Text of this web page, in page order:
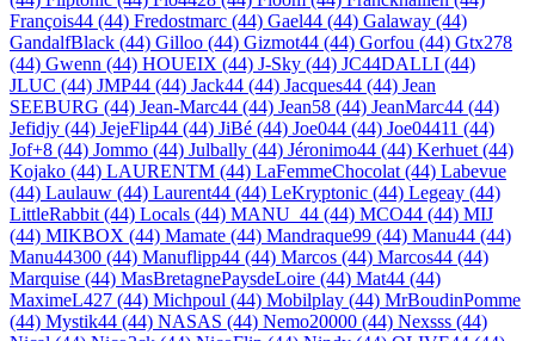
François44 (44) Fredostmarc (44) Gael44 (44) Galaway (44)
GandalfBlack (44) Gilloo (44) Gizmot44 (44) Gorfou (44) Gtx278
(44) Gwenn (44) HOUEIX (44) J-Sky (44) JC44DALLI (44)
JLUC (44) JMP44 (44) Jack44 (44) Jacques44 (44) Jean
SEEBURG (44) Jean-Marc44 (44) Jean58 (44) JeanMarc44 (44)
Jefidjy (44) JejeFlip44 (44) JiBé (44) Joe044 (44) Joe04411 (44)
Jof+8 (44) Jommo (44) Julbally (44) Jéronimo44 (44) Kerhuet (44)
Kojako (44) LAURENTM (44) LaFemmeChocolat (44) Labevue
(44) Laulauw (44) Laurent44 (44) LeKryptonic (44) Legeay (44)
LittleRabbit (44) Locals (44) MANU_44 (44) MCO44 (44) MIJ
(44) MIKBOX (44) Mamate (44) Mandraque99 (44) Manu44 (44)
Manu44300 (44) Manuflipp44 (44) Marcos (44) Marcos44 (44)
Marquise (44) MasBretagnePaysdeLoire (44) Mat44 (44)
MaximeL427 (44) Michpoul (44) Mobilplay (44) MrBoudinPomme
(44) Mystik44 (44) NASAS (44) Nemo20000 (44) Nexsss (44)